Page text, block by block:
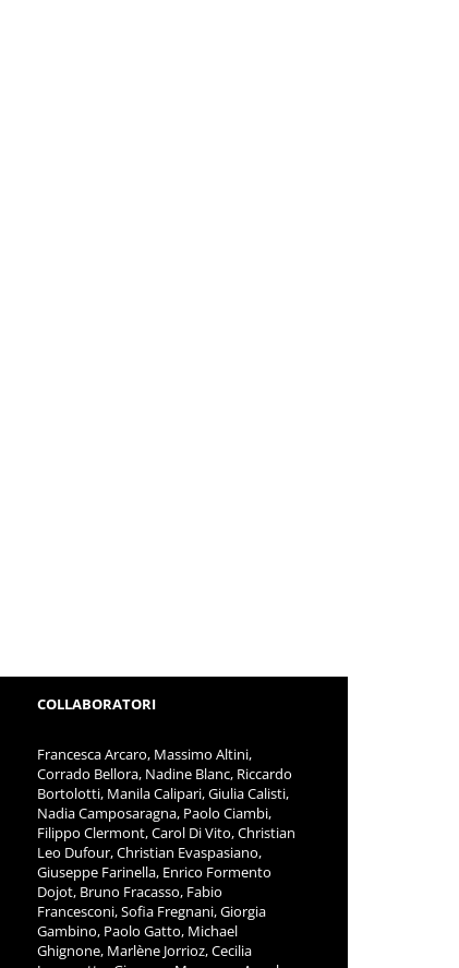
COLLABORATORI
Francesca Arcaro, Massimo Altini,
Corrado Bellora, Nadine Blanc, Riccardo
Bortolotti, Manila Calipari, Giulia Calisti,
Nadia Camposaragna, Paolo Ciambi,
Filippo Clermont, Carol Di Vito, Christian
Leo Dufour, Christian Evaspasiano,
Giuseppe Farinella, Enrico Formento
Dojot, Bruno Fracasso, Fabio
Francesconi, Sofia Fregnani, Giorgia
Gambino, Paolo Gatto, Michael
Ghignone, Marlène Jorrioz, Cecilia